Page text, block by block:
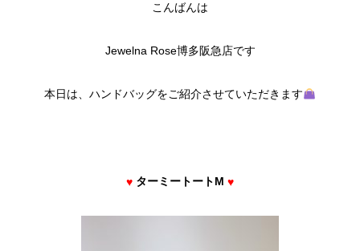
こんばんは
Jewelna Rose博多阪急店です
本日は、ハンドバッグをご紹介させていただきます
♥ ターミートートM ♥